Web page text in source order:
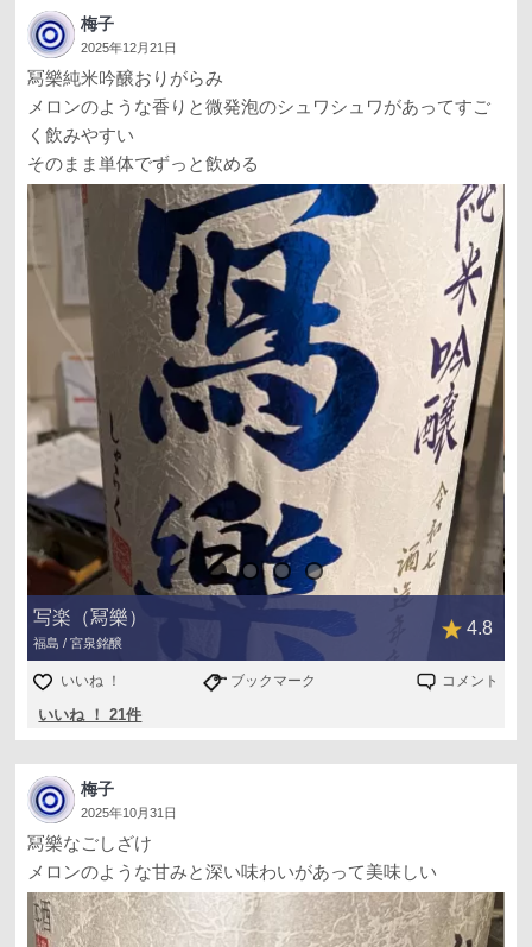
梅子
2025年12月21日
冩樂純米吟醸おりがらみ
メロンのような香りと微発泡のシュワシュワがあってすご
く飲みやすい
そのまま単体でずっと飲める
写楽（冩樂）
福島 / 宮泉銘醸
4.8
いいね ！ ブックマーク コメント
いいね ！ 21件
梅子
2025年10月31日
冩樂なごしざけ
メロンのような甘みと深い味わいがあって美味しい